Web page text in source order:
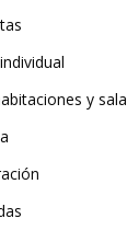
y sala